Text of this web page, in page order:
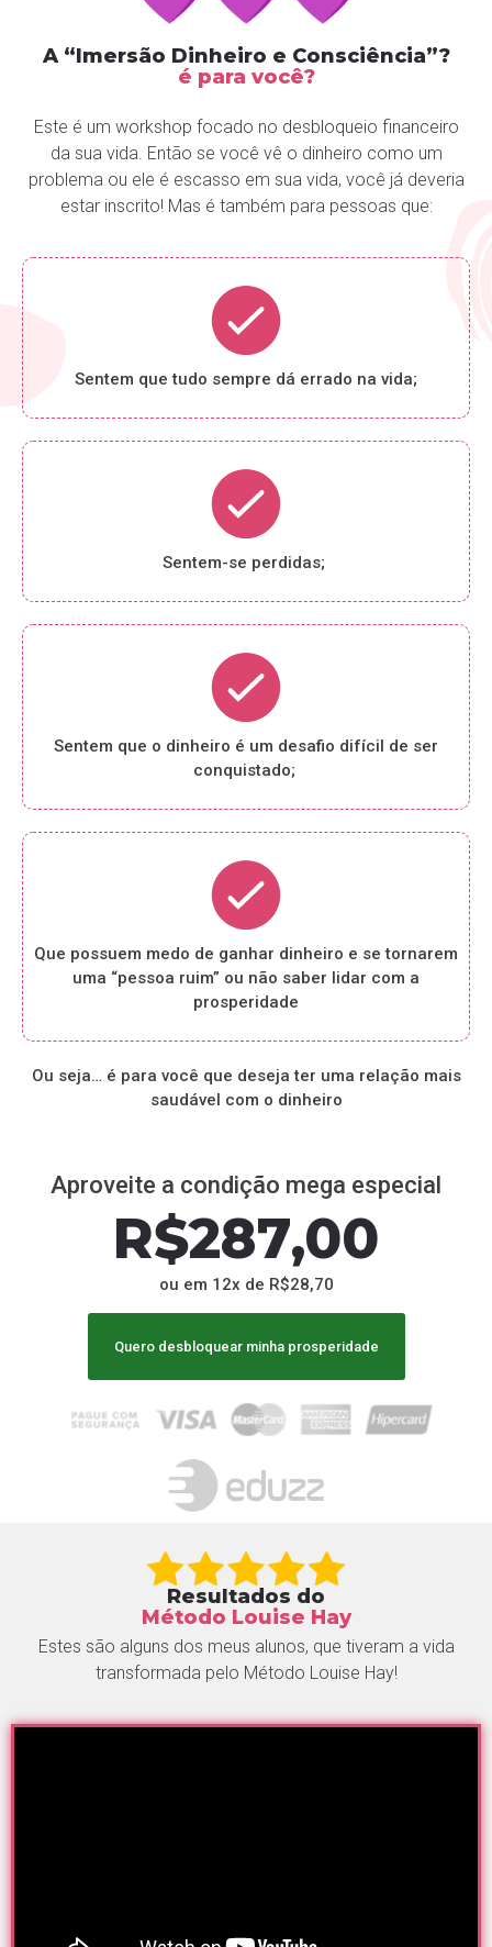
A “Imersão Dinheiro e Consciência”?
é para você?
Este é um workshop focado no desbloqueio financeiro
da sua vida. Então se você vê o dinheiro como um
problema ou ele é escasso em sua vida, você já deveria
estar inscrito! Mas é também para pessoas que:
Sentem que tudo sempre dá errado na vida;
Sentem-se perdidas;
Sentem que o dinheiro é um desafio difícil de ser
conquistado;
Que possuem medo de ganhar dinheiro e se tornarem
uma “pessoa ruim” ou não saber lidar com a
prosperidade
Ou seja… é para você que deseja ter uma relação mais
saudável com o dinheiro
Aproveite a condição mega especial
R$287,00
ou em 12x de R$28,70
Quero desbloquear minha prosperidade
Resultados do
Método Louise Hay
Estes são alguns dos meus alunos, que tiveram a vida
transformada pelo Método Louise Hay!